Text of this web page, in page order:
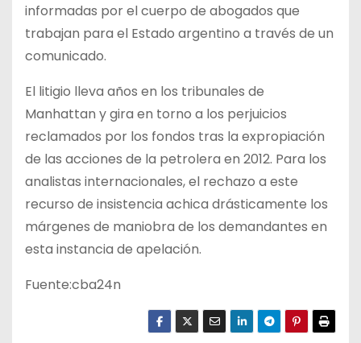
informadas por el cuerpo de abogados que
trabajan para el Estado argentino a través de un
comunicado.
El litigio lleva años en los tribunales de
Manhattan y gira en torno a los perjuicios
reclamados por los fondos tras la expropiación
de las acciones de la petrolera en 2012. Para los
analistas internacionales, el rechazo a este
recurso de insistencia achica drásticamente los
márgenes de maniobra de los demandantes en
esta instancia de apelación.
Fuente:cba24n